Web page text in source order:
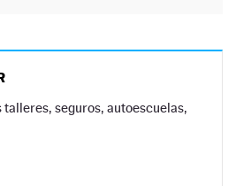
seguros, autoescuelas,